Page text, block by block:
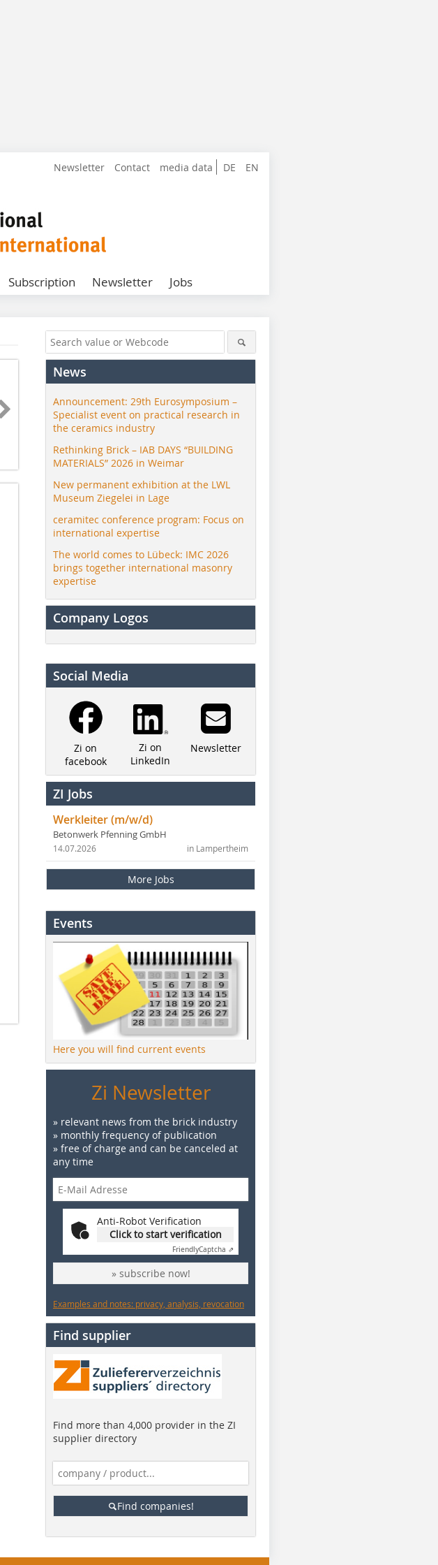
DE EN
Newsletter Contact media data
Subscription Newsletter Jobs
News
Announcement: 29th Eurosymposium –
Specialist event on practical research in
the ceramics industry
Rethinking Brick – IAB DAYS “BUILDING
MATERIALS” 2026 in Weimar
New permanent exhibition at the LWL
Museum Ziegelei in Lage
ceramitec conference program: Focus on
international expertise
The world comes to Lübeck: IMC 2026
brings together international masonry
expertise
Company Logos
Social Media
Zi on
facebook
Zi on
LinkedIn
Newsletter
ZI Jobs
Werkleiter (m/w/d)
Betonwerk Pfenning GmbH
in Lampertheim
14.07.2026
More Jobs
Events
Here you will find current events
Zi Newsletter
» relevant news from the brick industry
» monthly frequency of publication
» free of charge and can be canceled at
any time
Anti-Robot Verification
Click to start verification
FriendlyCaptcha ⇗
» subscribe now!
Examples and notes: privacy, analysis, revocation
Find supplier
Find more than 4,000 provider in the ZI
supplier directory
Find companies!